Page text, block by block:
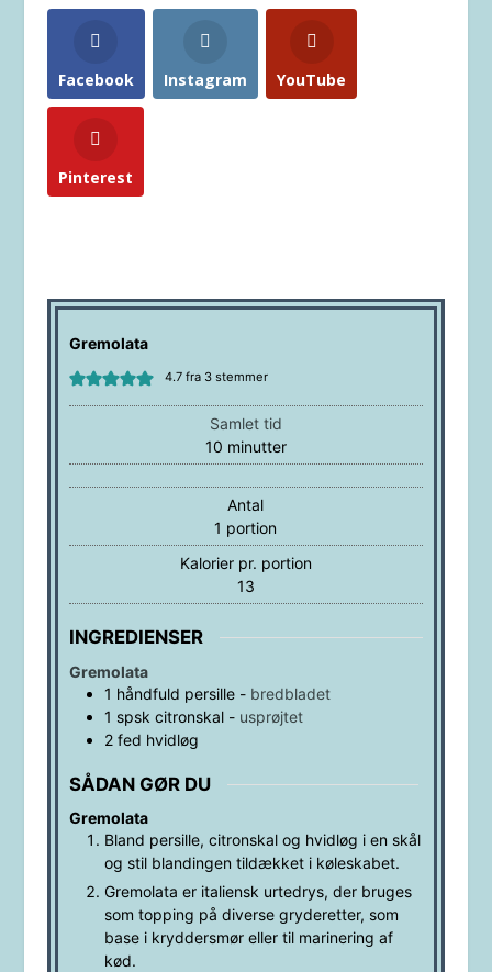
Facebook Instagram YouTube
Pinterest
Gremolata
4.7fra 3stemmer
Samlet tid
10minutter
minutter
Antal
1 portion
Kalorier pr. portion
13
INGREDIENSER
Gremolata
1 håndfuld persille- bredbladet
1 spsk citronskal- usprøjtet
2 fed hvidløg
SÅDAN GØR DU
Gremolata
Bland persille, citronskal og hvidløg i en skål
og stil blandingen tildækket i køleskabet.
Gremolata er italiensk urtedrys, der bruges
som topping på diverse gryderetter, som
base i kryddersmør eller til marinering af
kød.